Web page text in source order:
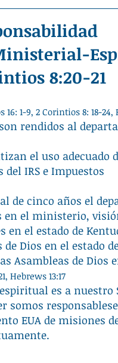
8:20-21
16: 1-9, 2 Corintios 8: 18-24,
rendidos al
el uso adecuado
IRS e Impuestos
de cinco años el
en el ministerio,
en el estado de
Dios en el estado
Asambleas de Dios
Hebrews 13:17
es a nuestro
somos
EUA de misiones